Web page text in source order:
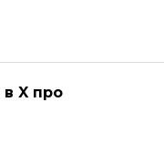
X про